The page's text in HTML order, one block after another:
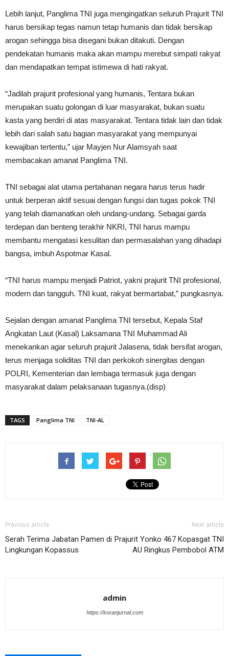
Lebih lanjut, Panglima TNI juga mengingatkan seluruh Prajurit TNI
harus bersikap tegas namun tetap humanis dan tidak bersikap
arogan sehingga bisa disegani bukan ditakuti. Dengan
pendekatan humanis maka akan mampu merebut simpati rakyat
dan mendapatkan tempat istimewa di hati rakyat.
“Jadilah prajurit profesional yang humanis, Tentara bukan
merupakan suatu golongan di luar masyarakat, bukan suatu
kasta yang berdiri di atas masyarakat. Tentara tidak lain dan tidak
lebih dari salah satu bagian masyarakat yang mempunyai
kewajiban tertentu,” ujar Mayjen Nur Alamsyah saat
membacakan amanat Panglima TNI.
TNI sebagai alat utama pertahanan negara harus terus hadir
untuk berperan aktif sesuai dengan fungsi dan tugas pokok TNI
yang telah diamanatkan oleh undang-undang. Sebagai garda
terdepan dan benteng terakhir NKRI, TNI harus mampu
membantu mengatasi kesulitan dan permasalahan yang dihadapi
bangsa, imbuh Aspotmar Kasal.
“TNI harus mampu menjadi Patriot, yakni prajurit TNI profesional,
modern dan tangguh. TNI kuat, rakyat bermartabat,” pungkasnya.
Sejalan dengan amanat Panglima TNI tersebut, Kepala Staf
Angkatan Laut (Kasal) Laksamana TNI Muhammad Ali
menekankan agar seluruh prajurit Jalasena, tidak bersifat arogan,
terus menjaga soliditas TNI dan perkokoh sinergitas dengan
POLRI, Kementerian dan lembaga termasuk juga dengan
masyarakat dalam pelaksanaan tugasnya.(disp)
TAGS Panglima TNI TNI-AL
Previous article
Serah Terima Jabatan Pamen di
Lingkungan Kopassus
Next article
Prajurit Yonko 467 Kopasgat TNI
AU Ringkus Pembobol ATM
admin
https://koranjurnal.com